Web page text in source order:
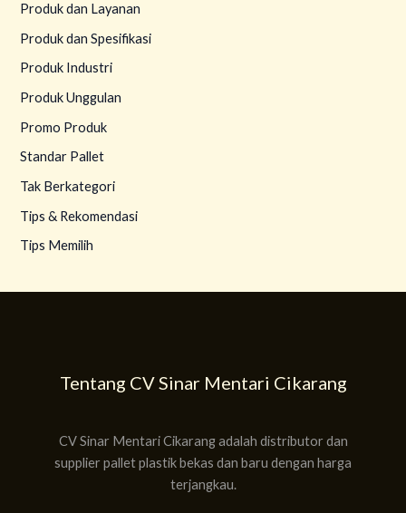
Produk dan Layanan
Produk dan Spesifikasi
Produk Industri
Produk Unggulan
Promo Produk
Standar Pallet
Tak Berkategori
Tips & Rekomendasi
Tips Memilih
Tentang CV Sinar Mentari Cikarang
CV Sinar Mentari Cikarang adalah distributor dan
supplier pallet plastik bekas dan baru dengan harga
terjangkau.